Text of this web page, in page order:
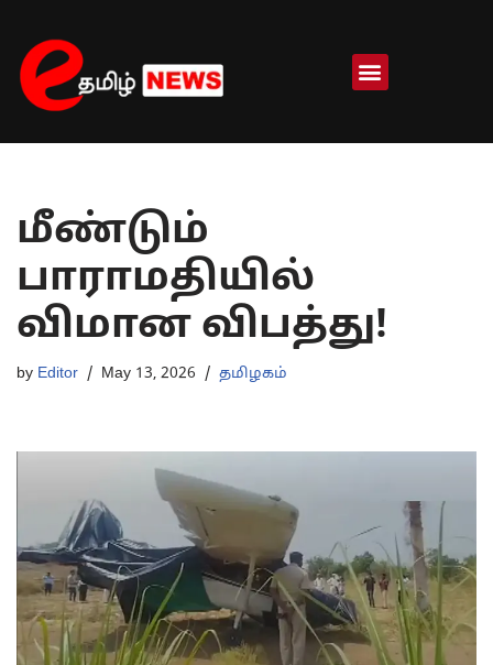
Skip
to
content
மீண்டும்
பாராமதியில்
விமான விபத்து!
by Editor May 13, 2026 தமிழகம்